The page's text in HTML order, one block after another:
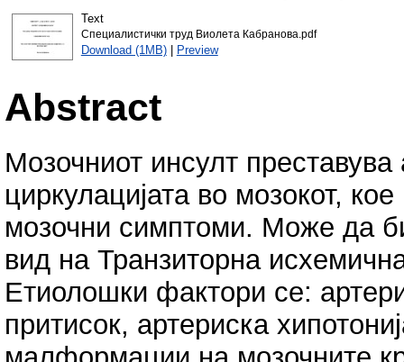
Text
Специалистички труд Виолета Кабранова.pdf
Download (1MB)| Preview
Abstract
Мозочниот инсулт
циркулацијата во мозокот,
мозочни симптоми. Може да
вид на Транзиторна
Етиолошки фактори се:
притисок, артериска